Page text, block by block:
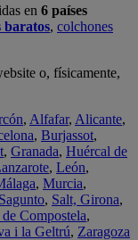
en 6 países
baratos, colchones
o, físicamente,
, Alfafar, Alicante,
, Burjassot,
, Granada, Huércal de
, León,
, Murcia,
Sagunto, Salt, Girona,
Compostela,
i la Geltrú, Zaragoza